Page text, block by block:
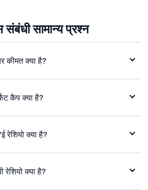
सामान्य प्रश्न
कीमत क्या है?
कैप क्या है?
रेशियो क्या है?
रेशियो क्या है?